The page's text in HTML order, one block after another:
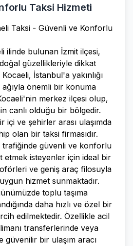
Taksi Hizmeti
Taksi - Güvenli ve Konforlu
ilinde bulunan İzmit ilçesi,
güzellikleriyle dikkat
İstanbul'a yakınlığı
ağıyla önemli bir konuma
merkez ilçesi olup,
canlı olduğu bir bölgedir.
içi ve şehirler arası ulaşımda
olan bir taksi firmasıdır.
trafiğinde güvenli ve konforlu
etmek isteyenler için ideal bir
ve geniş araç filosuyla
hizmet sunmaktadır.
toplu taşıma
daha hızlı ve özel bir
edilmektedir. Özellikle acil
transferlerinde veya
güvenilir bir ulaşım aracı